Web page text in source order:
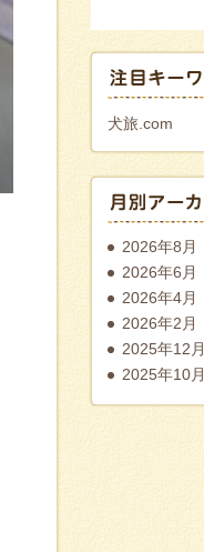
犬旅.com
2026年8月
2026年6月
2026年4月
2026年2月
2025年12月
2025年10月